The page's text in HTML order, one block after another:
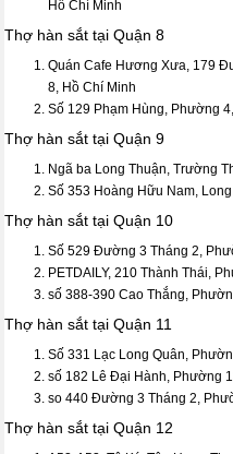
Hồ Chí Minh
Thợ hàn sắt tại Quận 8
Quán Cafe Hương Xưa, 179
8, Hồ Chí Minh
Số 129 Phạm Hùng, Phường
Thợ hàn sắt tại Quận 9
Ngã ba Long Thuận, Trường
Số 353 Hoàng Hữu Nam,
Thợ hàn sắt tại Quận 10
Số 529 Đường 3 Tháng 2,
PETDAILY, 210 Thành Thái,
số 388-390 Cao Thắng,
Thợ hàn sắt tại Quận 11
Số 331 Lạc Long Quân,
số 182 Lê Đại Hành, Phường
so 440 Đường 3 Tháng 2,
Thợ hàn sắt tại Quận 12